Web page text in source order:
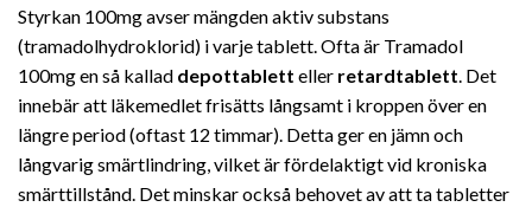
Styrkan 100mg avser mängden aktiv substans
(tramadolhydroklorid) i varje tablett. Ofta är Tramadol
100mg en så kallad depottablett eller retardtablett. Det
innebär att läkemedlet frisätts långsamt i kroppen över en
längre period (oftast 12 timmar). Detta ger en jämn och
långvarig smärtlindring, vilket är fördelaktigt vid kroniska
smärttillstånd. Det minskar också behovet av att ta tabletter